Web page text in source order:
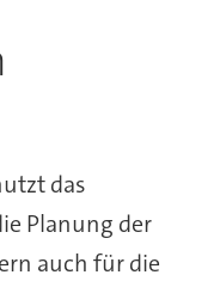
das
Planung der
auch für die